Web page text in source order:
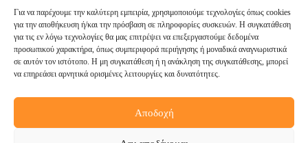
Για να παρέχουμε την καλύτερη εμπειρία, χρησιμοποιούμε τεχνολογίες όπως cookies
για την αποθήκευση ή/και την πρόσβαση σε πληροφορίες συσκευών. Η συγκατάθεση
για τις εν λόγω τεχνολογίες θα μας επιτρέψει να επεξεργαστούμε δεδομένα
προσωπικού χαρακτήρα, όπως συμπεριφορά περιήγησης ή μοναδικά αναγνωριστικά
σε αυτόν τον ιστότοπο. Η μη συγκατάθεση ή η ανάκληση της συγκατάθεσης, μπορεί
να επηρεάσει αρνητικά ορισμένες λειτουργίες και δυνατότητες.
Αποδοχή